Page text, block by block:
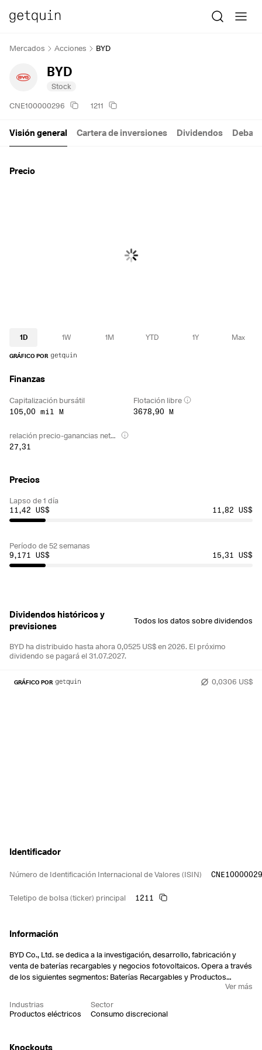
Mercados Acciones BYD
BYD
Stock
CNE100000296 1211
Visión general Cartera de inversiones Dividendos Debate
Precio
1D 1W 1M YTD 1Y Max
GRÁFICO POR
Dividendos históricos y
previsiones
Todos los datos sobre dividendos
BYD ha distribuido hasta ahora 0,0525 US$ en 2026. El próximo
dividendo se pagará el 31.07.2027.
0,0306 US$
GRÁFICO POR
Finanzas
Capitalización bursátil
105,00 mil M
Flotación libre
3678,90 M
relación precio-ganancias netas (TTM)
27,31
Precios
Lapso de 1 día
11,42 US$
11,82 US$
Período de 52 semanas
9,171 US$
15,31 US$
Información
BYD Co., Ltd. se dedica a la investigación, desarrollo, fabricación y
venta de baterías recargables y negocios fotovoltaicos. Opera a través
de los siguientes segmentos: Baterías Recargables y Productos
Fotovoltaicos, Componentes para Teléfonos Móviles, Servicio de
y Otros Productos. El segmento de Baterías Recargables y Productos
hierro para teléfonos móviles, herramientas eléctricas y otros
Ver más
Industrias
Productos eléctricos
Sector
Consumo discrecional
Identificador
Número de Identificación Internacional de Valores (ISIN)
Teletipo de bolsa (ticker) principal 1211
Knockouts